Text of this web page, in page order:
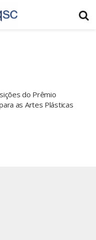
do Prêmio
as Artes Plásticas